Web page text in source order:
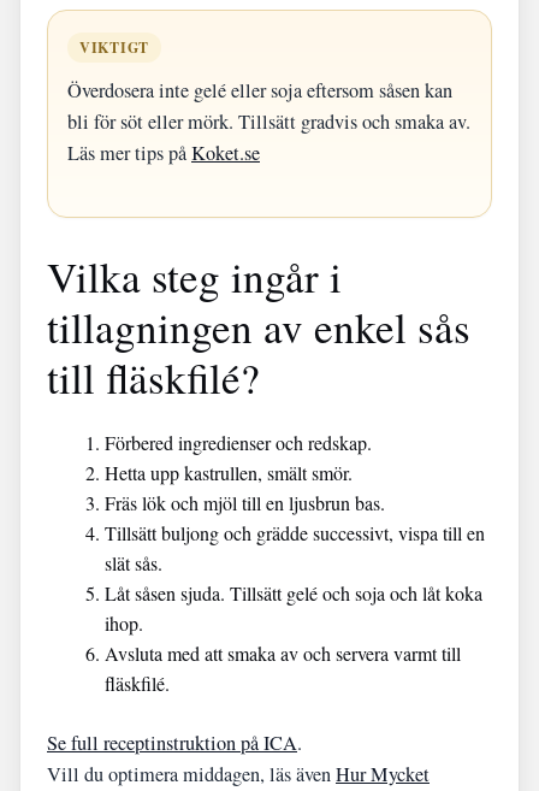
VIKTIGT
Överdosera inte gelé eller soja eftersom såsen kan
bli för söt eller mörk. Tillsätt gradvis och smaka av.
Läs mer tips påKoket.se
Vilka steg ingår i
tillagningen av enkel sås
till fläskfilé?
Förbered ingredienser och redskap.
Hetta upp kastrullen, smält smör.
Fräs lök och mjöl till en ljusbrun bas.
Tillsätt buljong och grädde successivt, vispa till en
slät sås.
Låt såsen sjuda. Tillsätt gelé och soja och låt koka
ihop.
Avsluta med att smaka av och servera varmt till
fläskfilé.
Se full receptinstruktion på ICA.
Vill du optimera middagen, läs ävenHur Mycket